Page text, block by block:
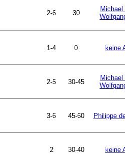
2-6 30
1-4 0 keine
2-5 30-45
3-6 45-60 Philippe
2 30-40 keine